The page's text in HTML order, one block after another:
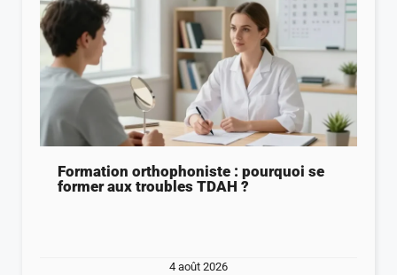
Formation orthophoniste : pourquoi se
former aux troubles TDAH ?
4 août 2026